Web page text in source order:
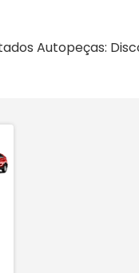
Autopeças: